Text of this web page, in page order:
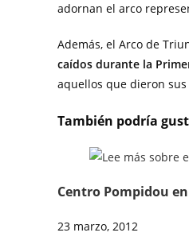
adornan el arco
Además, el Arco de
caídos durante la
aquellos que dieron
También podría
Centro Pompidou
23 marzo, 2012